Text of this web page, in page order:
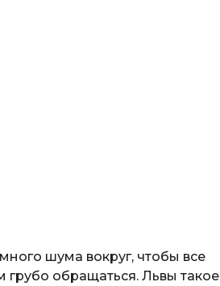
шума вокруг, чтобы все
грубо обращаться. Львы такое